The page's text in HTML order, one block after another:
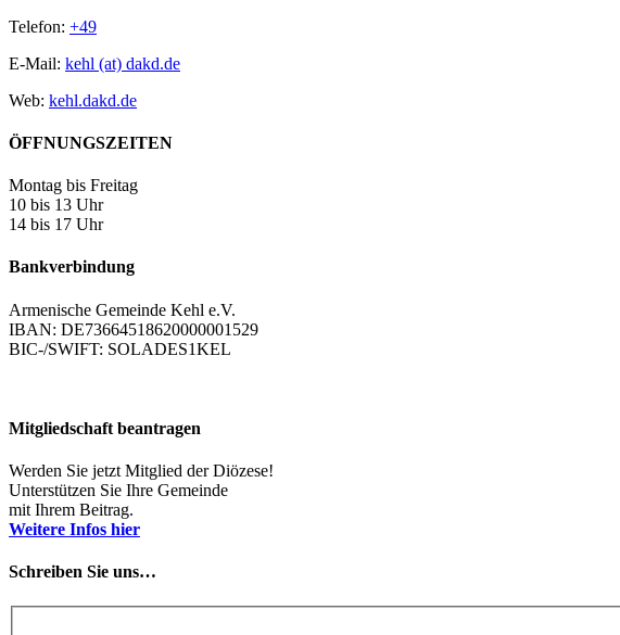
Telefon: +49
E-Mail: kehl (at) dakd.de
Web: kehl.dakd.de
ÖFFNUNGSZEITEN
Montag bis Freitag
10 bis 13 Uhr
14 bis 17 Uhr
Bankverbindung
Armenische Gemeinde Kehl e.V.
IBAN: DE73664518620000001529
BIC-/SWIFT: SOLADES1KEL
Mitgliedschaft beantragen
Werden Sie jetzt Mitglied der Diözese!
Unterstützen Sie Ihre Gemeinde
mit Ihrem Beitrag.
Weitere Infos hier
Schreiben Sie uns…